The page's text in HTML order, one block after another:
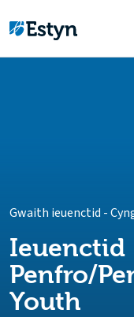
Gwaith ieuenctid -
Ieuenctid
Penfro/
Youth